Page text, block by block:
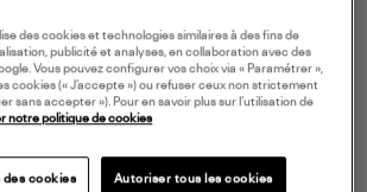
des cookies et technologies similaires à des fins de
publicité et analyses, en collaboration avec des
Vous pouvez configurer vos choix via « Paramétrer »,
cookies (« J’accepte ») ou refuser ceux non strictement
sans accepter »). Pour en savoir plus sur l’utilisation de
notre politique de cookies
des cookies Autoriser tous les cookies